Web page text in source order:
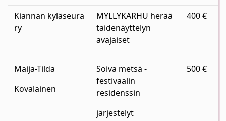
Kiannan kyläseura
ry
MYLLYKARHU herää
taidenäyttelyn
avajaiset
400 €
Maija-Tilda
Kovalainen
Soiva metsä -
festivaalin
residenssin
järjestelyt
500 €